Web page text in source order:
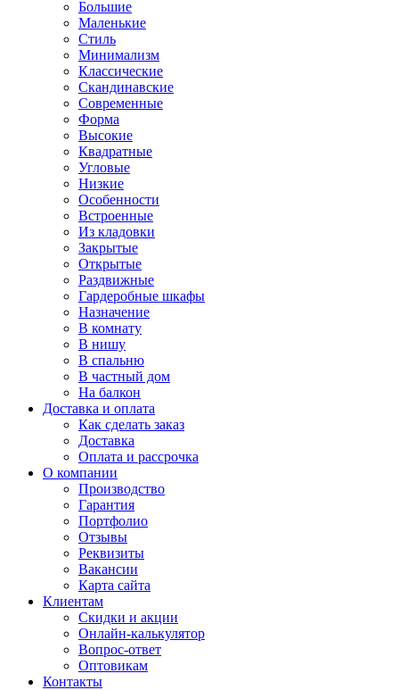
Большие
Маленькие
Стиль
Минимализм
Классические
Скандинавские
Современные
Форма
Высокие
Квадратные
Угловые
Низкие
Особенности
Встроенные
Из кладовки
Закрытые
Открытые
Раздвижные
Гардеробные шкафы
Назначение
В комнату
В нишу
В спальню
В частный дом
На балкон
Доставка и оплата
Как сделать заказ
Доставка
Оплата и рассрочка
О компании
Производство
Гарантия
Портфолио
Отзывы
Реквизиты
Вакансии
Карта сайта
Клиентам
Скидки и акции
Онлайн-калькулятор
Вопрос-ответ
Оптовикам
Контакты